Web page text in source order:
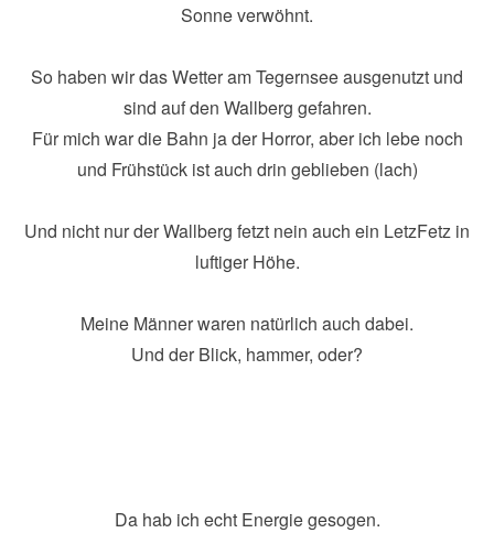
Sonne verwöhnt.
So haben wir das Wetter am Tegernsee ausgenutzt und
sind auf den Wallberg gefahren.
Für mich war die Bahn ja der Horror, aber ich lebe noch
und Frühstück ist auch drin geblieben (lach)
Und nicht nur der Wallberg fetzt nein auch ein LetzFetz in
luftiger Höhe.
Meine Männer waren natürlich auch dabei.
Und der Blick, hammer, oder?
Da hab ich echt Energie gesogen.